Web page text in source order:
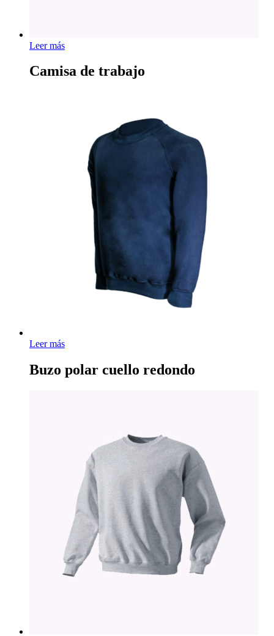
Leer más
Camisa de trabajo
Leer más
Buzo polar cuello redondo